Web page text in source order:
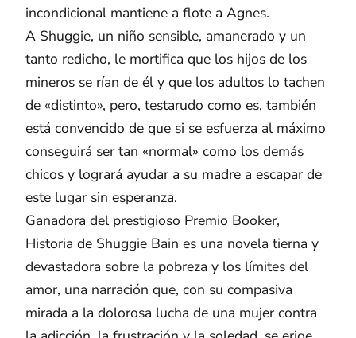
incondicional mantiene a flote a Agnes.
A Shuggie, un niño sensible, amanerado y un
tanto redicho, le mortifica que los hijos de los
mineros se rían de él y que los adultos lo tachen
de «distinto», pero, testarudo como es, también
está convencido de que si se esfuerza al máximo
conseguirá ser tan «normal» como los demás
chicos y logrará ayudar a su madre a escapar de
este lugar sin esperanza.
Ganadora del prestigioso Premio Booker,
Historia de Shuggie Bain es una novela tierna y
devastadora sobre la pobreza y los límites del
amor, una narración que, con su compasiva
mirada a la dolorosa lucha de una mujer contra